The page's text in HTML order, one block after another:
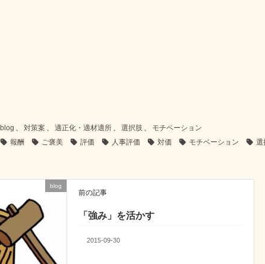
blog 、 対策案 、 適正化・適材適所 、 選択肢 、 モチベーション
報酬 ご褒美 評価 人事評価 対価 モチベーション 選
blog
前の記事
「強み」を活かす
2015-09-30